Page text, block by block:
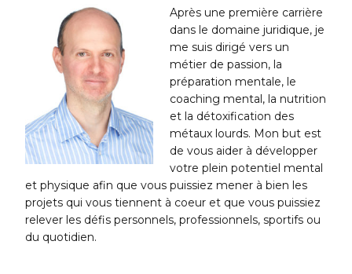
Après une première carrière
dans le domaine juridique, je
me suis dirigé vers un
métier de passion, la
préparation mentale, le
coaching mental, la nutrition
et la détoxification des
métaux lourds. Mon but est
de vous aider à développer
votre plein potentiel mental
et physique afin que vous puissiez mener à bien les
projets qui vous tiennent à coeur et que vous puissiez
relever les défis personnels, professionnels, sportifs ou
du quotidien.